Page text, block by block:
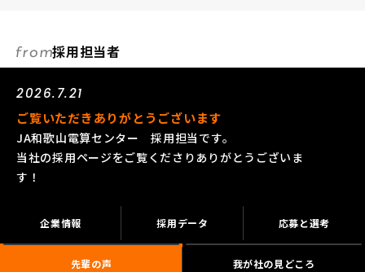
採用担当者
2026.7.21
ご覧いただきありがとうございます
JA和歌山電算センター 採用担当です。
当社の採用ページをご覧くださりありがとうございま
す！
企業情報 採用データ 応募と選考
先輩の声 我が社の見どころ